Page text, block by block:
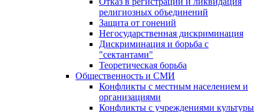
религиозных объединений
Защита от гонений
Негосударственная дискриминация
Дискриминация и борьба с
"сектантами"
Теоретическая борьба
Общественность и СМИ
Конфликты с местным населением и
организациями
Конфликты с учреждениями культуры